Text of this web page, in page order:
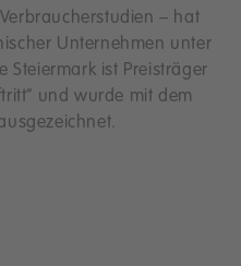
– hat
Unternehmen unter
Steiermark ist Preisträger
und wurde mit dem